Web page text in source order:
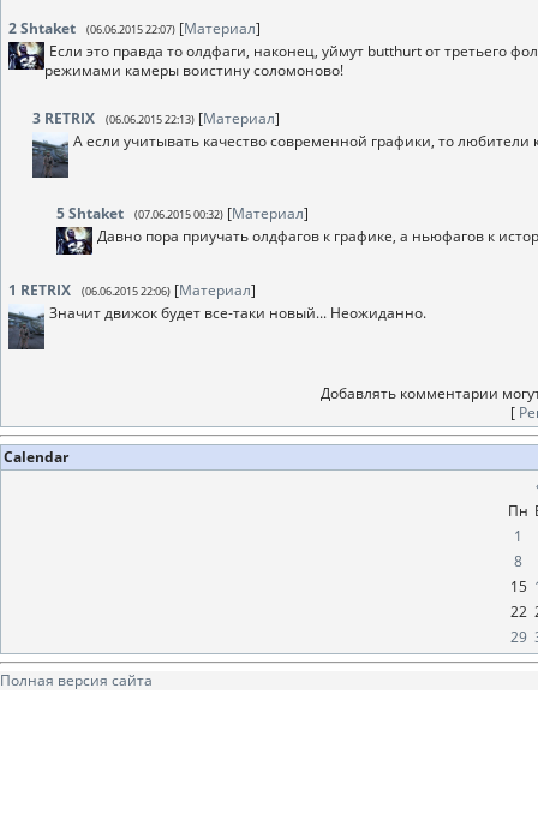
2Shtaket (06.06.2015 22:07) [Материал]
Если это правда то олдфаги, наконец, уймут butthurt от третьего
режимами камеры воистину соломоново!
3 RETRIX (06.06.2015 22:13) [Материал]
А если учитывать качество современной графики, то любители
5Shtaket (07.06.2015 00:32) [Материал]
Давно пора приучать олдфагов к графике, а ньюфагов к
1 RETRIX (06.06.2015 22:06) [Материал]
Значит движок будет все-таки новый... Неожиданно.
Добавлять комментарии
[
Calendar
Пн
1
8
15
22
29
Полная версия сайта